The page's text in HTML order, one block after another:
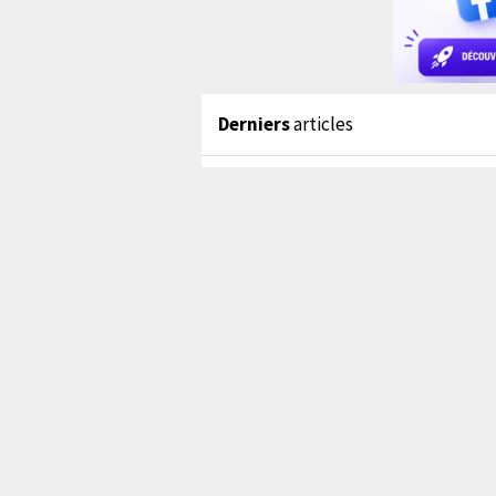
Derniersarticles